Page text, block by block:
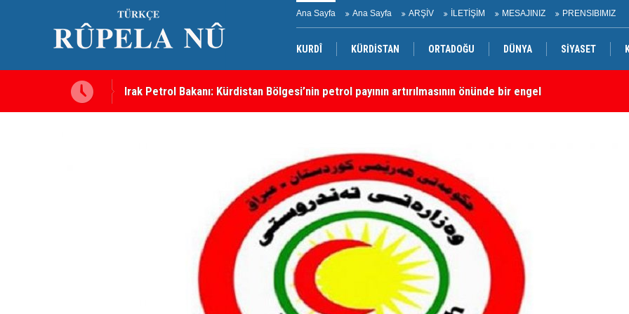
Ana Sayfa Ana Sayfa ARŞİV İLETİŞİM MESAJINIZ PRENSIBIMIZ
KURDÎ KÜRDİSTAN ORTADOĞU DÜNYA SİYASET
Süleymaniye’de Komele karargahına saldırı